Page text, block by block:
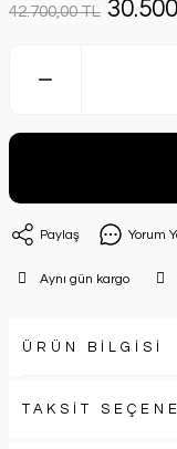
42.700,00 TL
Paylaş Yorum
Aynı gün kargo
ÜRÜN BİLGİSİ
TAKSİT